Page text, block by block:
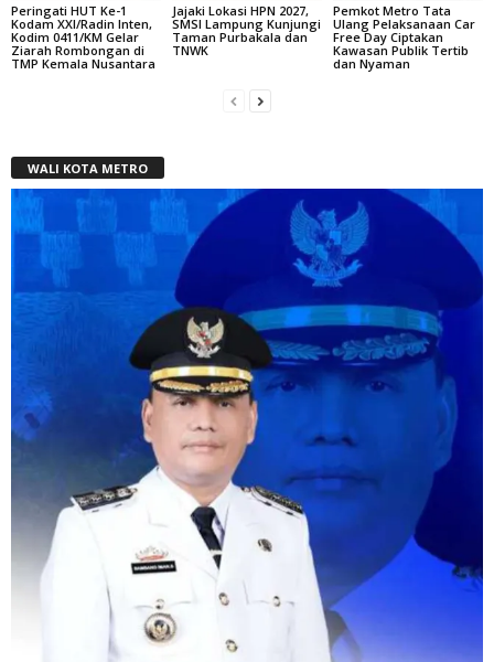
Peringati HUT Ke-1
Kodam XXI/Radin Inten,
Kodim 0411/KM Gelar
Ziarah Rombongan di
TMP Kemala Nusantara
Jajaki Lokasi HPN 2027,
SMSI Lampung Kunjungi
Taman Purbakala dan
TNWK
Pemkot Metro Tata
Ulang Pelaksanaan Car
Free Day Ciptakan
Kawasan Publik Tertib
dan Nyaman
WALI KOTA METRO